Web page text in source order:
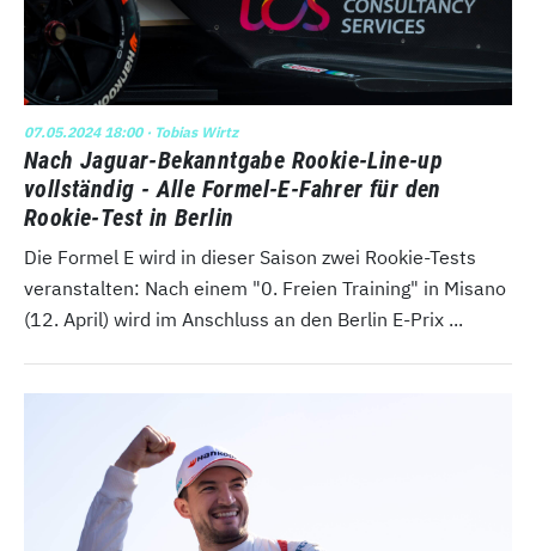
07.05.2024 18:00· Tobias Wirtz
Nach Jaguar-Bekanntgabe Rookie-Line-up
vollständig - Alle Formel-E-Fahrer für den
Rookie-Test in Berlin
Die Formel E wird in dieser Saison zwei Rookie-Tests
veranstalten: Nach einem "0. Freien Training" in Misano
(12. April) wird im Anschluss an den Berlin E-Prix ...